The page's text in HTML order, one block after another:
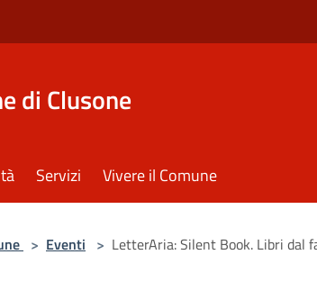
di Clusone
Servizi Vivere il Comune
> Eventi > LetterAria: Silent Book. Libri dal